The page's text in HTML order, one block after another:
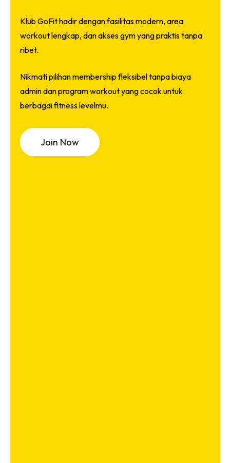
Klub GoFit hadir dengan fasilitas modern, area
workout lengkap, dan akses gym yang praktis tanpa
ribet.
Nikmati pilihan membership fleksibel tanpa biaya
admin dan program workout yang cocok untuk
berbagai fitness levelmu.
Join Now